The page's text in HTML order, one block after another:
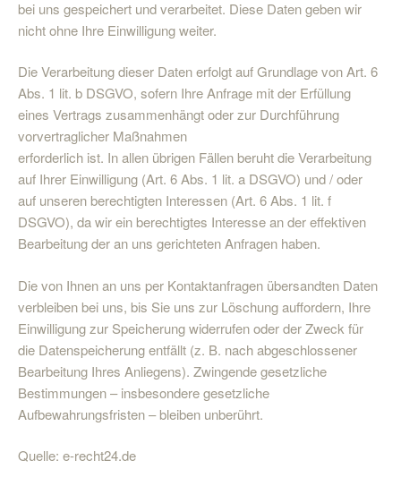
bei uns gespeichert und verarbeitet. Diese Daten geben wir
nicht ohne Ihre Einwilligung weiter.
Die Verarbeitung dieser Daten erfolgt auf Grundlage von Art. 6
Abs. 1 lit. b DSGVO, sofern Ihre Anfrage mit der Erfüllung
eines Vertrags zusammenhängt oder zur Durchführung
vorvertraglicher Maßnahmen
erforderlich ist. In allen übrigen Fällen beruht die Verarbeitung
auf Ihrer Einwilligung (Art. 6 Abs. 1 lit. a DSGVO) und / oder
auf unseren berechtigten Interessen (Art. 6 Abs. 1 lit. f
DSGVO), da wir ein berechtigtes Interesse an der effektiven
Bearbeitung der an uns gerichteten Anfragen haben.
Die von Ihnen an uns per Kontaktanfragen übersandten Daten
verbleiben bei uns, bis Sie uns zur Löschung auffordern, Ihre
Einwilligung zur Speicherung widerrufen oder der Zweck für
die Datenspeicherung entfällt (z. B. nach abgeschlossener
Bearbeitung Ihres Anliegens). Zwingende gesetzliche
Bestimmungen – insbesondere gesetzliche
Aufbewahrungsfristen – bleiben unberührt.
Quelle: e-recht24.de